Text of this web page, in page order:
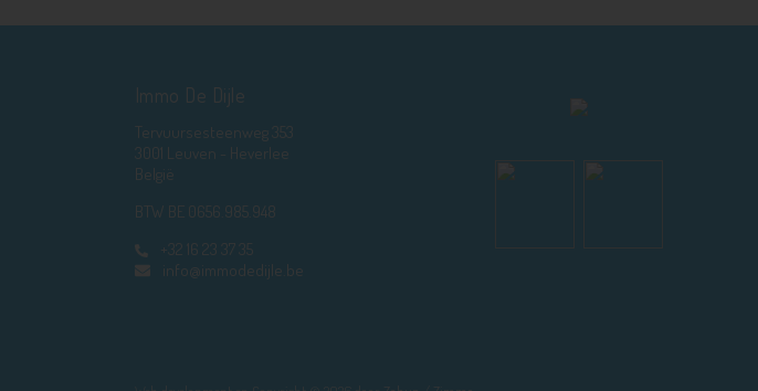
Immo De Dijle
Tervuursesteenweg 353
3001 Leuven - Heverlee
België
BTW BE 0656.985.948
+32 16 23 37 35
info@immodedijle.be